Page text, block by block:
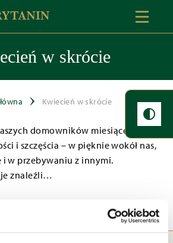
w skrócie
Kwiecień w skrócie
domowników miesiącem
i szczęścia – w pięknie wokół nas,
i w przebywaniu z innymi.
je znaleźli…